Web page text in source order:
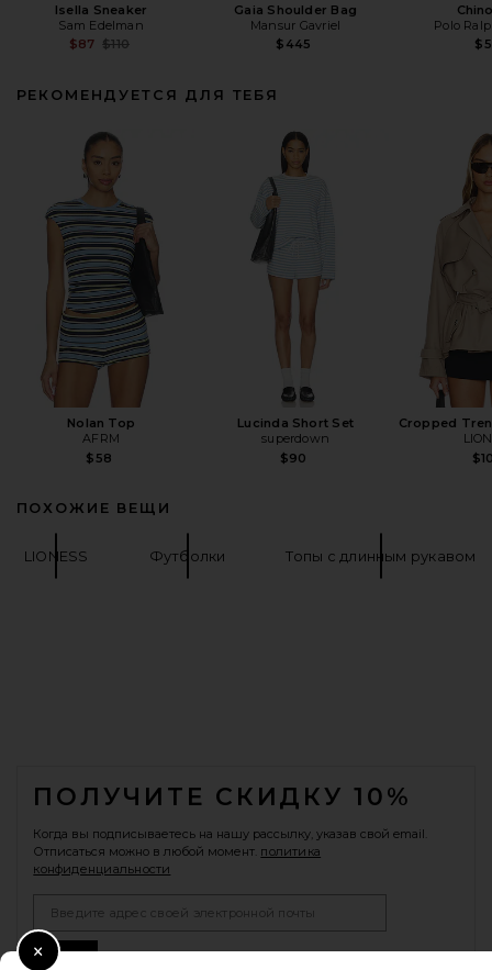
Isella Sneaker
Sam Edelman
$87 Previous price:
$110
Gaia Shoulder Bag
Mansur Gavriel
$445
Polo
РЕКОМЕНДУЕТСЯ ДЛЯ ТЕБЯ
Nolan Top
AFRM
$58
Lucinda Short Set
superdown
$90
Cropped
ПОХОЖИЕ ВЕЩИ
LIONESS Футболки Топы с длинным рукавом
ПОЛУЧИТЕ СКИДКУ 10%
Когда вы подписываетесь на нашу рассылку, указав свой email.
Отписаться можно в любой момент. политика
конфиденциальности
Sign Up